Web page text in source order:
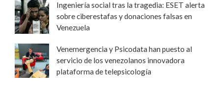
Ingeniería social tras la tragedia: ESET alerta
sobre ciberestafas y donaciones falsas en
Venezuela
Venemergencia y Psicodata han puesto al
servicio de los venezolanos innovadora
plataforma de telepsicología